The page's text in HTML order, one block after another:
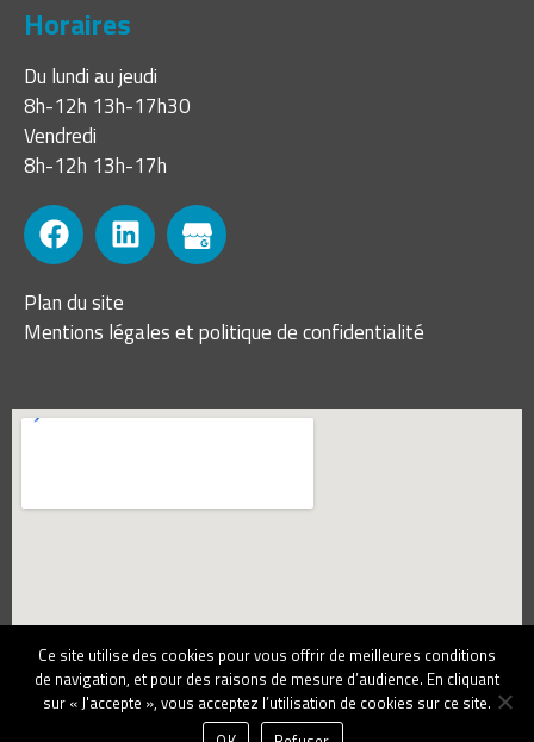
Horaires
Du lundi au jeudi
8h-12h 13h-17h30
Vendredi
8h-12h 13h-17h
Plan du site
Mentions légales et politique de confidentialité
Ce site utilise des cookies pour vous offrir de meilleures conditions
de navigation, et pour des raisons de mesure d’audience. En cliquant
sur « J'accepte », vous acceptez l’utilisation de cookies sur ce site.